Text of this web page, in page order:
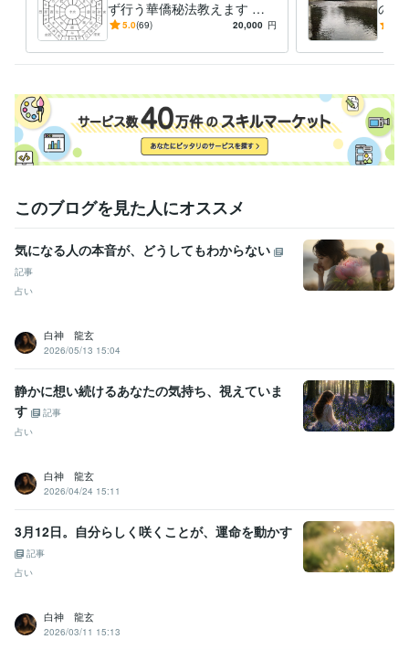
ず行う華僑秘法教えます 直
伝☆遠方へ旅行しなくても方
5.0(69) 20,000 円
のご
このブログを見た人にオススメ
気になる人の本音が、どうしてもわからない
記事
占い
白神 龍玄
2026/05/13 15:04
静かに想い続けるあなたの気持ち、視えていま
す
記事
占い
白神 龍玄
2026/04/24 15:11
3月12日。自分らしく咲くことが、運命を動かす
記事
占い
白神 龍玄
2026/03/11 15:13